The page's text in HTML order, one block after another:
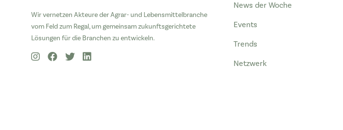
Wir vernetzen Akteure der Agrar- und Lebensmittelbranche
vom Feld zum Regal, um gemeinsam zukunftsgerichtete
Lösungen für die Branchen zu entwickeln.
News der Woche
Events
Trends
Netzwerk